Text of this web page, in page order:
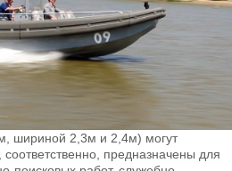
шириной 2,3м и 2,4м) могут
предназначены для